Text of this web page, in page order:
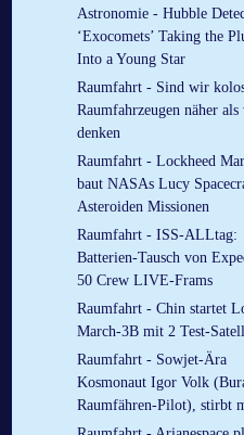
Astronomie - Hubble
‘Exocomets’ Taking the
Into a Young Star
Raumfahrt - Sind wir
Raumfahrzeugen näher
denken
Raumfahrt - Lockheed
baut NASAs Lucy
Asteroiden Missionen
Raumfahrt - ISS-ALLtag:
Batterien-Tausch von
50 Crew LIVE-Frams
Raumfahrt - Chin startet
March-3B mit 2 Test-
Raumfahrt - Sowjet-Ära
Kosmonaut Igor Volk
Raumfähren-Pilot), stirbt